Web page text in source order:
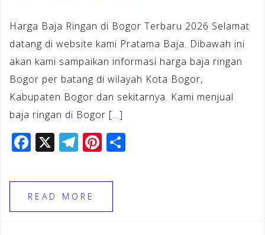
Harga Baja Ringan di Bogor Terbaru 2026 Selamat
datang di website kami Pratama Baja. Dibawah ini
akan kami sampaikan informasi harga baja ringan
Bogor per batang di wilayah Kota Bogor,
Kabupaten Bogor dan sekitarnya. Kami menjual
baja ringan di Bogor […]
F
c
e
b
X T
e
gr
a
Pi
te
e
READ MORE